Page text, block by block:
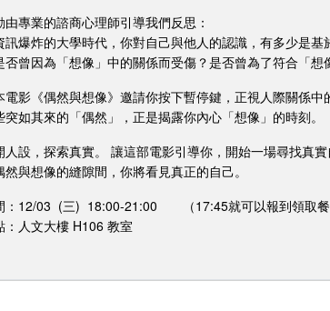
由專業的諮商心理師引導我們反思：
訊爆炸的大學時代，你對自己與他人的認識，有多少是
否曾因為「想像」中的關係而受傷？是否曾為了符合「想
電影《偶然與想像》邀請你按下暫停鍵，正視人際關係中
突如其來的「偶然」，正是揭露你內心「想像」的時刻。
人設，探索真實。 讓這部電影引導你，開始一場尋找真實
然與想像的縫隙間，你將看見真正的自己。
：12/03 (三) 18:00-21:00 （17:45就可以報到領取餐
：人文大樓 H106 教室